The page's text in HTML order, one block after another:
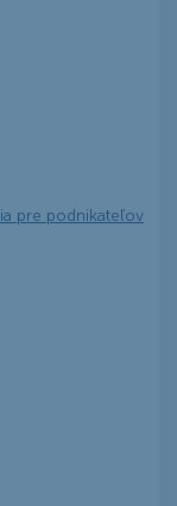
pre podnikateľov